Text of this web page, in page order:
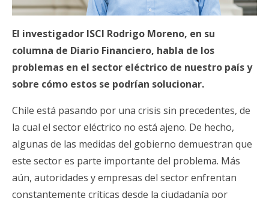
El investigador ISCI Rodrigo Moreno, en su
columna de Diario Financiero, habla de los
problemas en el sector eléctrico de nuestro país y
sobre cómo estos se podrían solucionar.
Chile está pasando por una crisis sin precedentes, de
la cual el sector eléctrico no está ajeno. De hecho,
algunas de las medidas del gobierno demuestran que
este sector es parte importante del problema. Más
aún, autoridades y empresas del sector enfrentan
constantemente críticas desde la ciudadanía por